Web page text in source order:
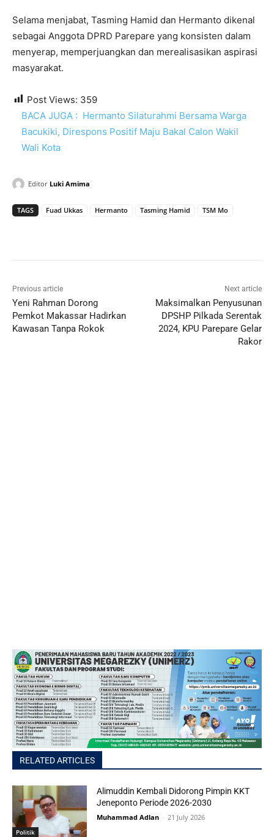
Selama menjabat, Tasming Hamid dan Hermanto dikenal
sebagai Anggota DPRD Parepare yang konsisten dalam
menyerap, memperjuangkan dan merealisasikan aspirasi
masyarakat.
Post Views: 359
BACA JUGA : Hermanto Silaturahmi Bersama Warga
Bacukiki, Direspons Positif Maju Bakal Calon Wakil
Wali Kota
Editor Luki Amima
TAGS Fuad Ukkas Hermanto Tasming Hamid TSM Mo
Previous article
Yeni Rahman Dorong
Pemkot Makassar Hadirkan
Kawasan Tanpa Rokok
Next article
Maksimalkan Penyusunan
DPSHP Pilkada Serentak
2024, KPU Parepare Gelar
Rakor
RELATED ARTICLES
Politik
Alimuddin Kembali Didorong Pimpin KKT
Jeneponto Periode 2026-2030
Muhammad Adlan - 21 July 2026